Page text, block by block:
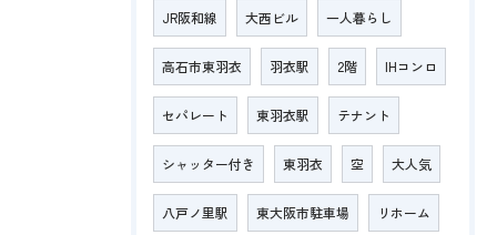
JR阪和線 大西ビル 一人暮らし
高石市東羽衣 羽衣駅 2階 IHコンロ
セパレート 東羽衣駅 テナント
シャッター付き 東羽衣 空 大人気
八戸ノ里駅 東大阪市駐車場 リホーム